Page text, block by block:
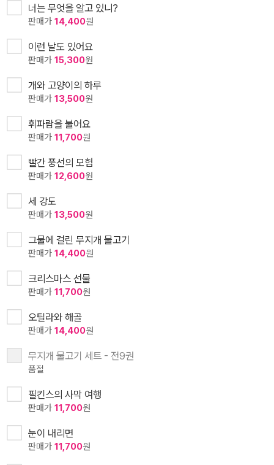
너는 무엇을 알고 있니?
판매가 14,400원
이런 날도 있어요
판매가 15,300원
개와 고양이의 하루
판매가 13,500원
휘파람을 불어요
판매가 11,700원
빨간 풍선의 모험
판매가 12,600원
세 강도
판매가 13,500원
그물에 걸린 무지개 물고기
판매가 14,400원
크리스마스 선물
판매가 11,700원
오틸라와 해골
판매가 14,400원
무지개 물고기 세트 - 전9권
품절
필킨스의 사막 여행
판매가 11,700원
눈이 내리면
판매가 11,700원